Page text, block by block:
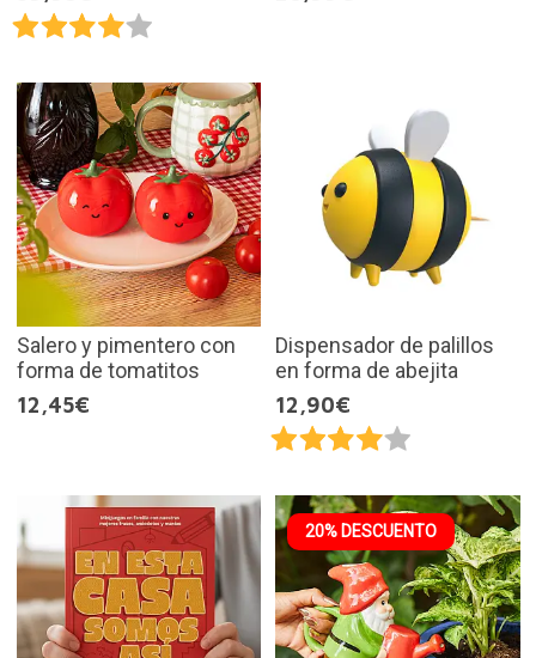
Salero y pimentero con
forma de tomatitos
12,45€
Dispensador de palillos
en forma de abejita
12,90€
20% DESCUENTO